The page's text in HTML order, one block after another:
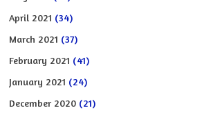
April 2021 (34)
March 2021 (37)
February 2021 (41)
January 2021 (24)
December 2020 (21)